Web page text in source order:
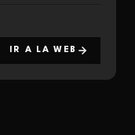
IR A LA WEB